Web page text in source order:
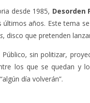
desde 1985, Desorden
años. Este tema
, disco que pretenden
sin politizar,
los que se quedan y
día volverán”.